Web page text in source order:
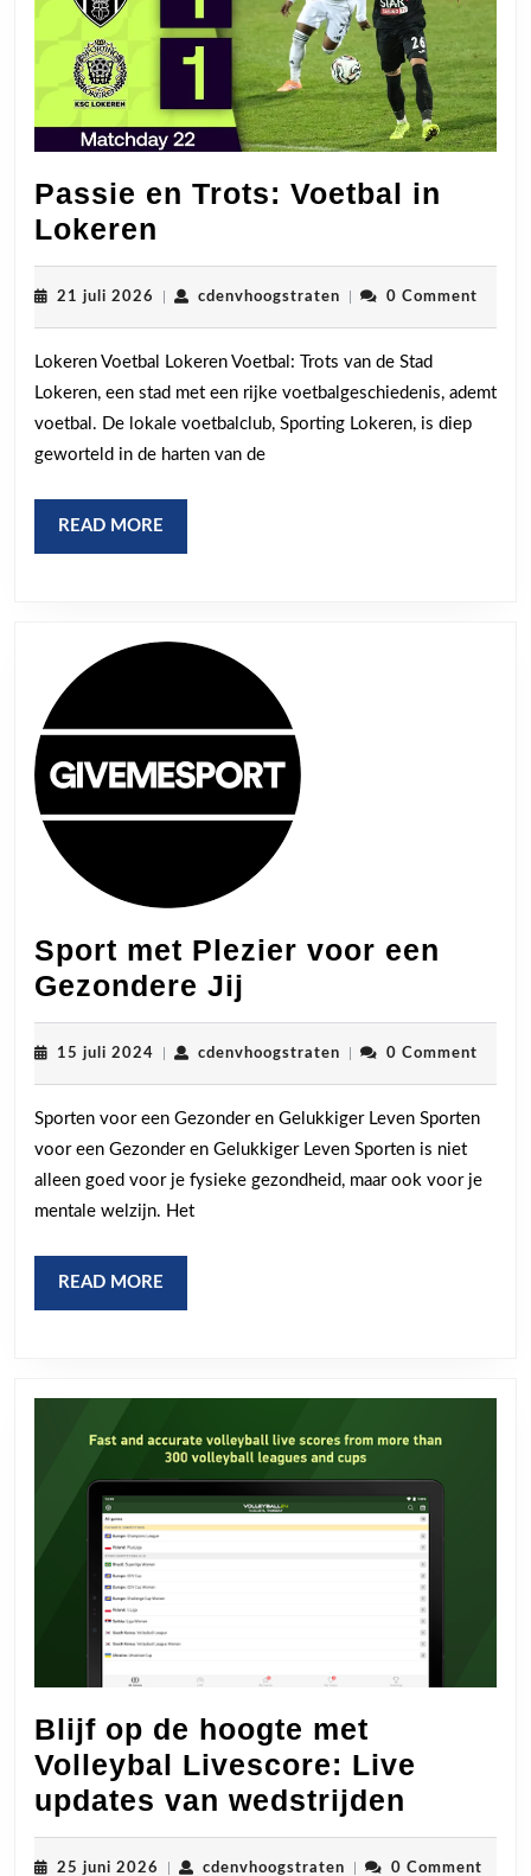
Passie en Trots: Voetbal in
Lokeren
en
Trots:
Voetbal
in
Lokeren
21 juli 2026 cdenvhoogstratencdenvhoogstraten
0 Comment
Lokeren Voetbal Lokeren Voetbal: Trots van de Stad
Lokeren, een stad met een rijke voetbalgeschiedenis, ademt
voetbal. De lokale voetbalclub, Sporting Lokeren, is diep
geworteld in de harten van de
READ MORE
MORE
Sport met Plezier voor een
Gezondere Jij
met
Plezier
voor
een
Gezondere
Jij
15 juli 2024 cdenvhoogstratencdenvhoogstraten
0 Comment
Sporten voor een Gezonder en Gelukkiger Leven Sporten
voor een Gezonder en Gelukkiger Leven Sporten is niet
alleen goed voor je fysieke gezondheid, maar ook voor je
mentale welzijn. Het
READ MORE
MORE
Blijf op de hoogte met
Volleybal Livescore: Live
updates van wedstrijden
op
25 juni 2026 25 cdenvhoogstratencdenvhoogstraten
0 Comment